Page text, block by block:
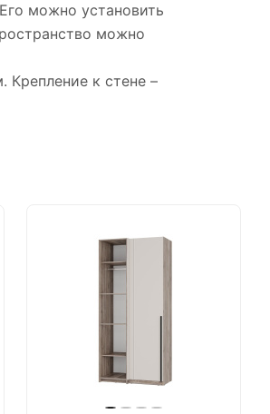
можно установить
можно
к стене –